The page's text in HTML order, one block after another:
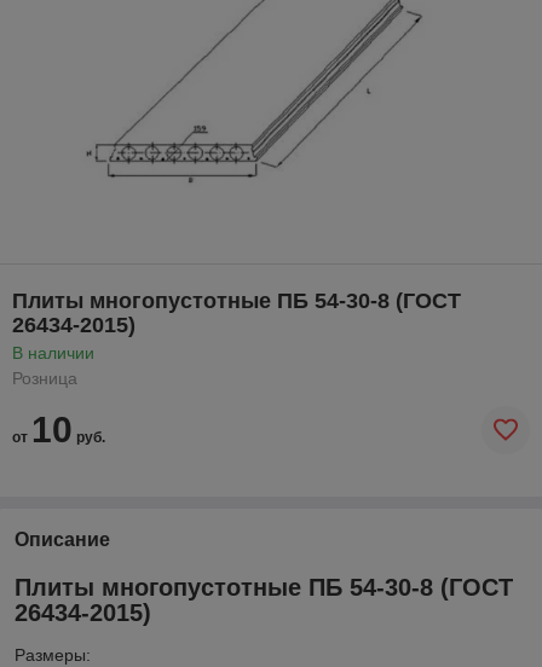
Плиты многопустотные ПБ 54-30-8 (ГОСТ
26434-2015)
В наличии
Розница
от 10 руб.
Описание
Плиты многопустотные ПБ 54-30-8 (ГОСТ
26434-2015)
Размеры: